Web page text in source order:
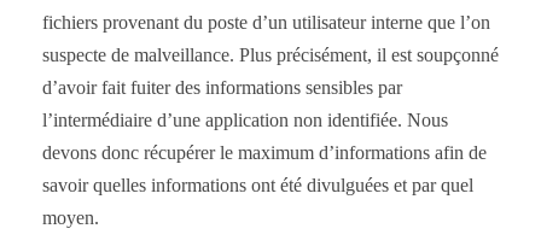
fichiers provenant du poste d’un utilisateur interne que l’on
suspecte de malveillance. Plus précisément, il est soupçonné
d’avoir fait fuiter des informations sensibles par
l’intermédiaire d’une application non identifiée. Nous
devons donc récupérer le maximum d’informations afin de
savoir quelles informations ont été divulguées et par quel
moyen.